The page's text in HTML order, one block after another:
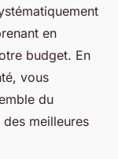
en
budget. En
vous
du
meilleures